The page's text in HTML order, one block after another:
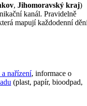
, Jihomoravský kraj)
kanál. Pravidelně
mapují každodenní
nařízení, informace o
(plast, papír, bioodpad,